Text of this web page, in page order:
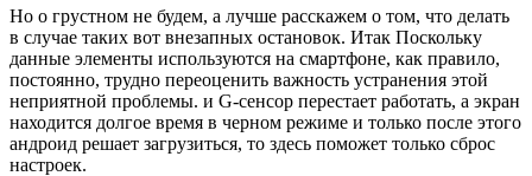
Но о грустном не будем, а лучше расскажем о том, что делать
в случае таких вот внезапных остановок. Итак Поскольку
данные элементы используются на смартфоне, как правило,
постоянно, трудно переоценить важность устранения этой
неприятной проблемы. и G-сенсор перестает работать, а экран
находится долгое время в черном режиме и только после этого
андроид решает загрузиться, то здесь поможет только сброс
настроек.